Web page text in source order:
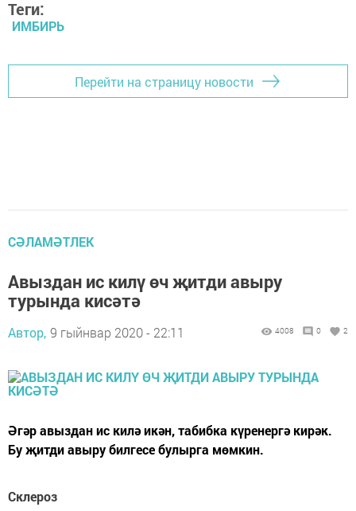
Теги:
ИМБИРЬ
Перейти на страницу новости
СӘЛАМӘТЛЕК
Авыздан ис килү өч җитди авыру
турында кисәтә
Автор, 9 гыйнвар 2020 - 22:11 4008 0 2
Әгәр авыздан ис килә икән, табибка күренергә кирәк.
Бу җитди авыру билгесе булырга мөмкин.
Склероз